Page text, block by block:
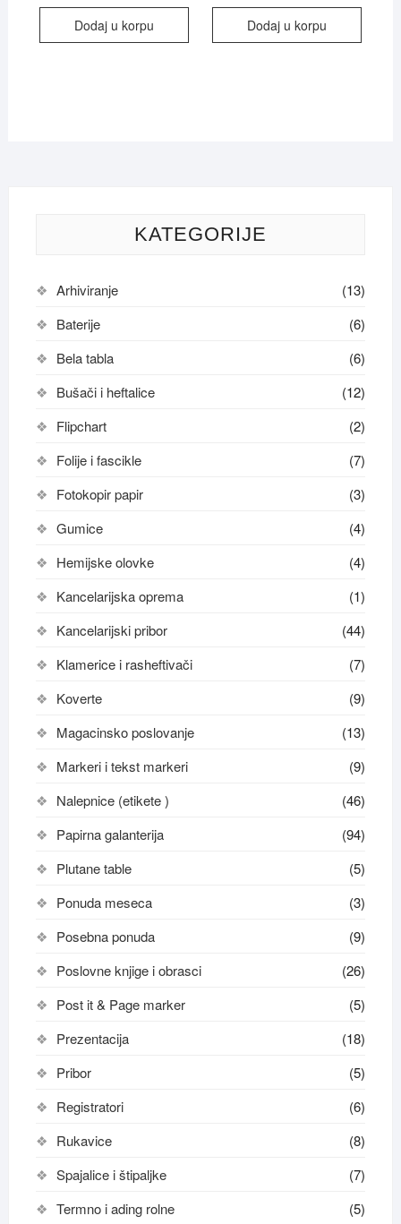
Dodaj u korpu Dodaj u korpu
KATEGORIJE
Arhiviranje
(13)
Baterije
(6)
Bela tabla
(6)
Bušači i heftalice
(12)
Flipchart
(2)
Folije i fascikle
(7)
Fotokopir papir
(3)
Gumice
(4)
Hemijske olovke
(4)
Kancelarijska oprema
(1)
Kancelarijski pribor
(44)
Klamerice i rasheftivači
(7)
Koverte
(9)
Magacinsko poslovanje
(13)
Markeri i tekst markeri
(9)
Nalepnice (etikete )
(46)
Papirna galanterija
(94)
Plutane table
(5)
Ponuda meseca
(3)
Posebna ponuda
(9)
Poslovne knjige i obrasci
(26)
Post it & Page marker
(5)
Prezentacija
(18)
Pribor
(5)
Registratori
(6)
Rukavice
(8)
Spajalice i štipaljke
(7)
Termno i ading rolne
(5)